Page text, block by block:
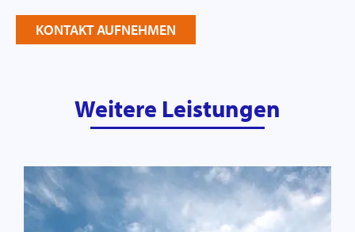
KONTAKT AUFNEHMEN
Weitere Leistungen